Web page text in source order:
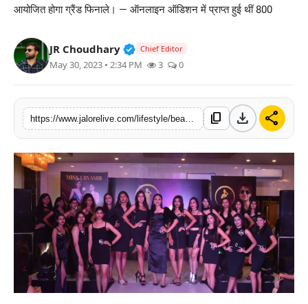
खेल
शिक्षा
मनोरंजन
तकनीक
विशेष
बिज़नेस
आयोजित होगा ग्रैंड फिनाले। — ऑनलाइन ऑडिशन में प्राप्त हुई थीं 800
JR Choudhary Verified Public Figure • 30 Mar,
Chief Editor
May 30, 2023 • 2:34 PM 3 0
content_copy download share